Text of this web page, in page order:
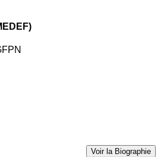
Voir la Biographie